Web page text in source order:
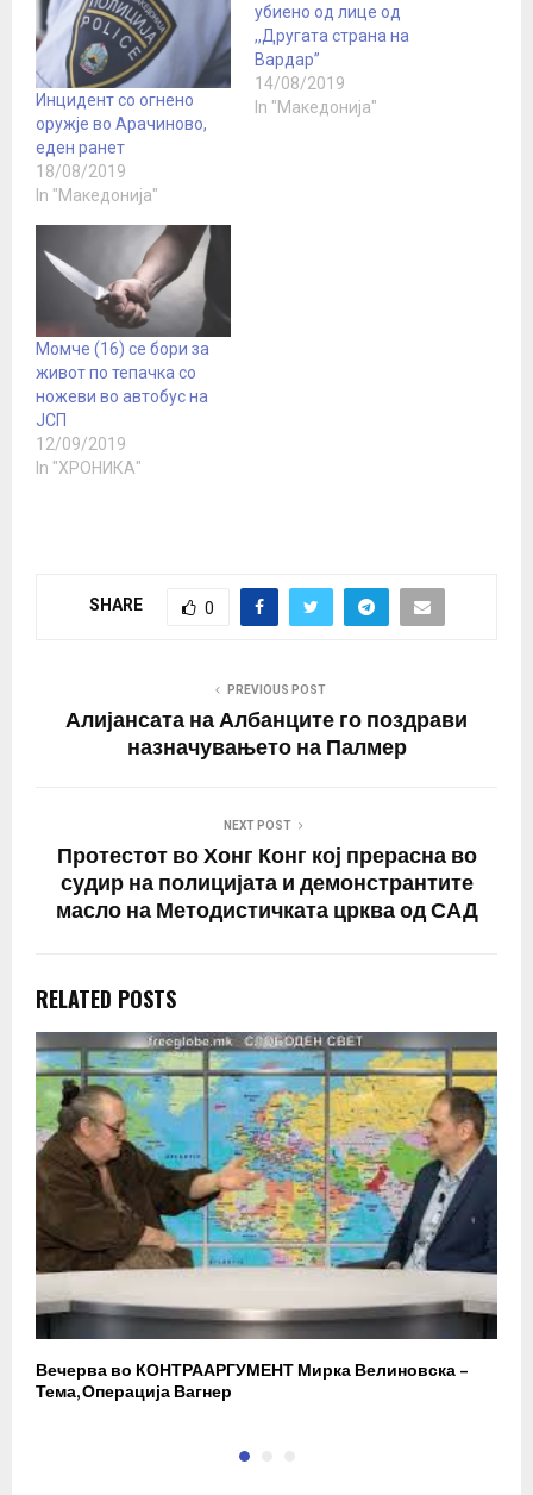
Инцидент со огнено
оружје во Арачиново,
еден ранет
18/08/2019
In "Македонија"
убиено од лице од
,,Другата страна на
Вардар”
14/08/2019
In "Македонија"
Момче (16) се бори за
живот по тепачка со
ножеви во автобус на
ЈСП
12/09/2019
In "ХРОНИКА"
SHARE 0
PREVIOUS POST
Алијансата на Албанците го поздрави
назначувањето на Палмер
NEXT POST
Протестот во Хонг Конг кој прерасна во
судир на полицијата и демонстрантите
масло на Методистичката црква од САД
RELATED POSTS
Вечерва во КОНТРААРГУМЕНТ Мирка Велиновска –
Тема, Операција Вагнер